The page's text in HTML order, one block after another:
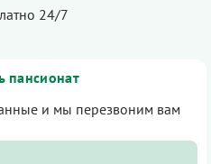
24/7
пансионат
и мы перезвоним вам